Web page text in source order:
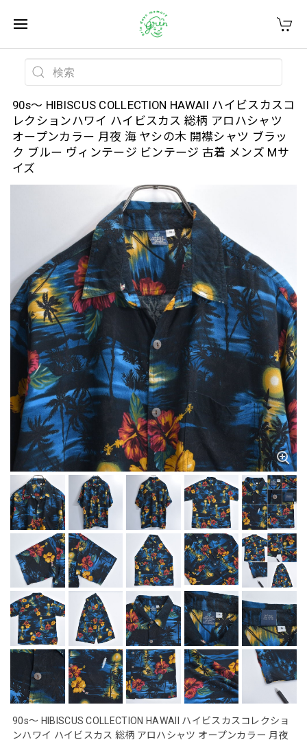
90s～ HIBISCUS COLLECTION HAWAII ハイビスカスコ
レクションハワイ ハイビスカス 総柄 アロハシャツ
オープンカラー 月夜 海 ヤシの木 開襟シャツ ブラッ
ク ブルー ヴィンテージ ビンテージ 古着 メンズ Mサ
イズ
90s～ HIBISCUS COLLECTION HAWAII ハイビスカスコレクショ
ンハワイ ハイビスカス 総柄 アロハシャツ オープンカラー 月夜